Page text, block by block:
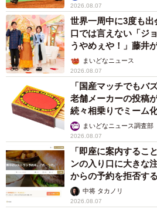
2026.08.07
世界一周中に3度も
口では言えない「ジ
うやめぇや！」藤井
ん】まいどなニュース
2026.08.07
「国産マッチでもバ
老舗メーカーの投稿
続々相乗りでミーム
まいどなニュース調査部
2026.08.07
「即座に案内するこ
ンの入り口に大きな
からの予約を拒否す
中将 タカノリ
2026.08.07